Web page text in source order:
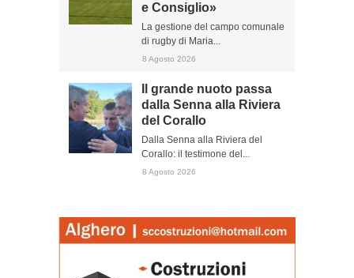
e Consiglio»
La gestione del campo comunale
di rugby di Maria...
8 Agosto 2026
Il grande nuoto passa
dalla Senna alla Riviera
del Corallo
Dalla Senna alla Riviera del
Corallo: il testimone del...
8 Agosto 2026